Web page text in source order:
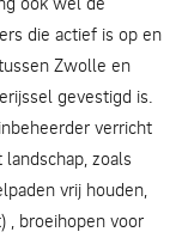
die actief is op en
Zwolle en
gevestigd is.
verricht
zoals
vrij houden,
, broeihopen voor